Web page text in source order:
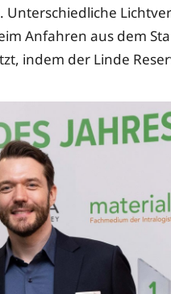
Unterschiedliche
Anfahren aus dem
indem der Linde